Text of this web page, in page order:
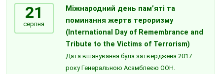
21
серпня
Міжнародний день пам’яті та
поминання жертв тероризму
(International Day of Remembrance and
Tribute to the Victims of Terrorism)
Дата вшанування була затверджена 2017
року Генеральною Асамблеєю ООН.